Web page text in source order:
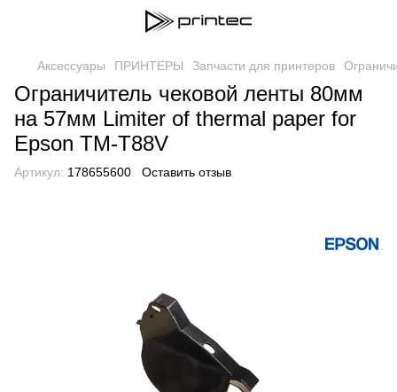
Аксессуары ПРИНТЕРЫ Запчасти для принтеров
Ограничитель чековой ленты 80мм
на 57мм Limiter of thermal paper for
Epson TM-T88V
Артикул: 178655600 Оставить отзыв